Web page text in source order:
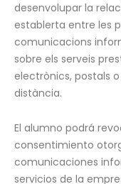
desenvolupar la
establerta entre les
comunicacions
sobre els serveis
electrònics, postals
distància.
El alumno podrá
consentimiento
comunicaciones
servicios de la